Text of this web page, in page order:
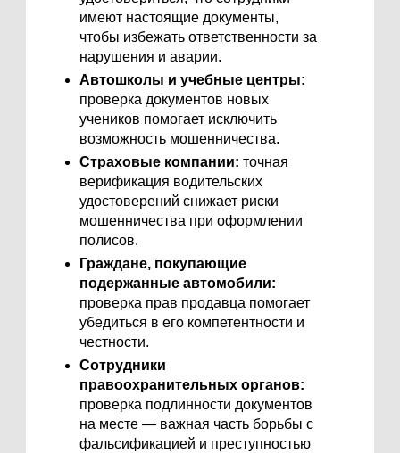
имеют настоящие документы,
чтобы избежать ответственности за
нарушения и аварии.
Автошколы и учебные центры:
проверка документов новых
учеников помогает исключить
возможность мошенничества.
Страховые компании: точная
верификация водительских
удостоверений снижает риски
мошенничества при оформлении
полисов.
Граждане, покупающие
подержанные автомобили:
проверка прав продавца помогает
убедиться в его компетентности и
честности.
Сотрудники
правоохранительных органов:
проверка подлинности документов
на месте — важная часть борьбы с
фальсификацией и преступностью